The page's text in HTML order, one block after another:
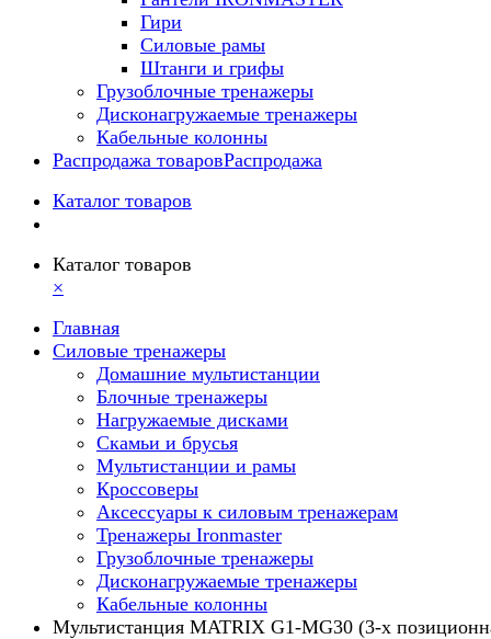
Гири
Силовые рамы
Штанги и грифы
Грузоблочные тренажеры
Дисконагружаемые тренажеры
Кабельные колонны
Распродажа товаровРаспродажа
Каталог товаров
Каталог товаров
×
Главная
Силовые тренажеры
Домашние мультистанции
Блочные тренажеры
Нагружаемые дисками
Скамьи и брусья
Мультистанции и рамы
Кроссоверы
Аксессуары к силовым тренажерам
Тренажеры Ironmaster
Грузоблочные тренажеры
Дисконагружаемые тренажеры
Кабельные колонны
Мультистанция MATRIX G1-MG30 (3-х